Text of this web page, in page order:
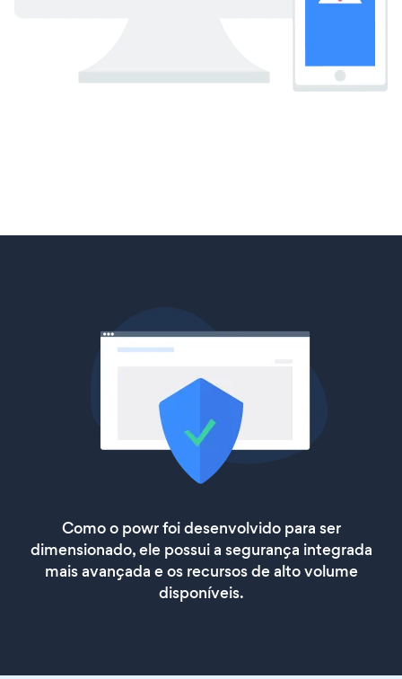
Como o powr foi desenvolvido para ser
dimensionado, ele possui a segurança integrada
mais avançada e os recursos de alto volume
disponíveis.